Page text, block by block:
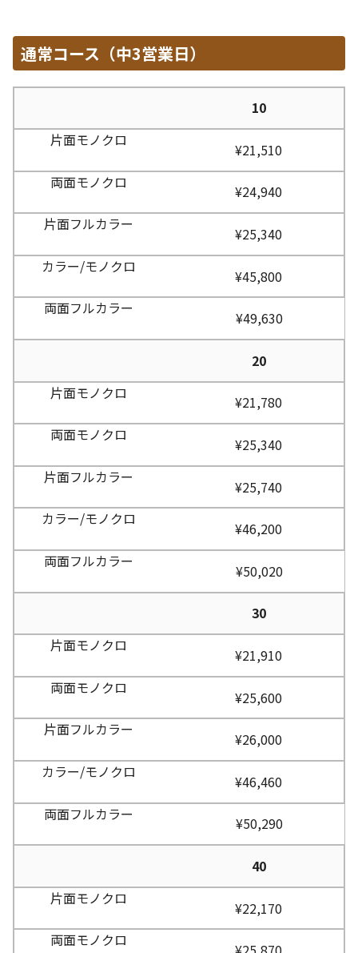
通常コース（中3営業日）
10
¥21,510
¥24,940
¥25,340
¥45,800
¥49,630
20
¥21,780
¥25,340
¥25,740
¥46,200
¥50,020
30
¥21,910
¥25,600
¥26,000
¥46,460
¥50,290
40
¥22,170